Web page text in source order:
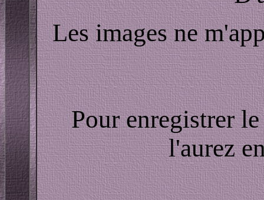
Les images ne
Pour enregistrer
l'aurez